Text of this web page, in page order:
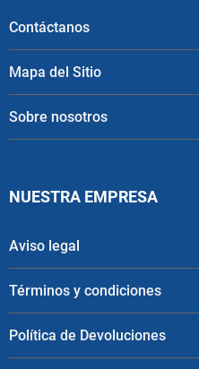
Contáctanos
Mapa del Sitio
Sobre nosotros
NUESTRA EMPRESA
Aviso legal
Términos y condiciones
Política de Devoluciones